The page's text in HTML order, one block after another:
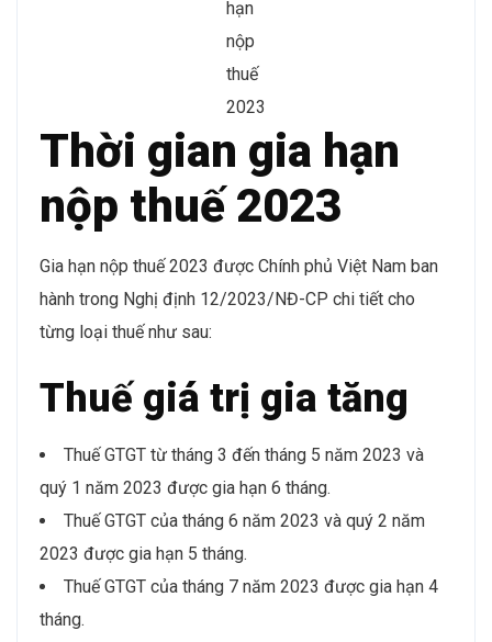
hạn
nộp
thuế
2023
Thời gian gia hạn
nộp thuế 2023
Gia hạn nộp thuế 2023 được Chính phủ Việt Nam ban
hành trong Nghị định 12/2023/NĐ-CP chi tiết cho
từng loại thuế như sau:
Thuế giá trị gia tăng
Thuế GTGT từ tháng 3 đến tháng 5 năm 2023 và
quý 1 năm 2023 được gia hạn 6 tháng.
Thuế GTGT của tháng 6 năm 2023 và quý 2 năm
2023 được gia hạn 5 tháng.
Thuế GTGT của tháng 7 năm 2023 được gia hạn 4
tháng.